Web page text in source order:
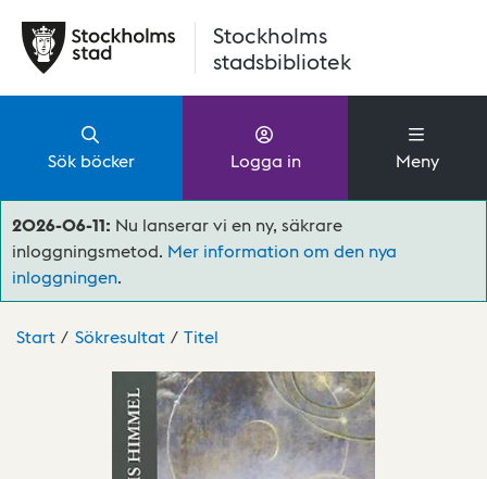
Stockholms
stadsbibliotek
Sök böcker Logga in Meny
2026-06-11: Nu lanserar vi en ny, säkrare
inloggningsmetod. Mer information om den nya
inloggningen.
Start Sökresultat Titel